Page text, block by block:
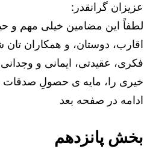
عزیزان گرانقدر:
لطفاً این مضامین خیلی مهم و
اقارب، دوستان، و همکاران
فکری، عقیدتی، ایمانی و وجدانی
خیری را، مایه ی حصولِ صدقات
ادامه در صفحه بعد
بخش پانزدهم